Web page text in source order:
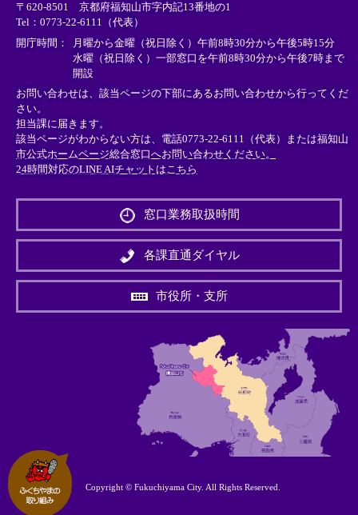
ン
ク
＞
ン
ク
＞
ン
ク
＞
〒620-8501 京都府福知山市字内記13番地の1
Tel：0773-22-6111（代表）
開庁時間： 月曜から金曜（祝日除く）午前8時30分から午後5時15分
水曜（祝日除く）一部窓口を午前8時30分から午後7時まで
開設
お問い合わせは、該当ページの下部にあるお問い合わせから行ってくだ
さい。
担当課に届きます。
該当ページがわからない方は、電話0773-22-6111（代表）または福知山
市公式ホームページ総合窓口へお問い合わせください。
24時間対応のLINE AIチャットはこちら
外
リ
ン
＞
窓口業務取扱時間
各課直通ダイヤル
市役所・支所
Copyright © Fukuchiyama City. All Rights Reserved.